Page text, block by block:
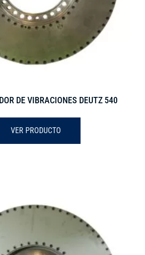
DE VIBRACIONES DEUTZ 540
VER PRODUCTO